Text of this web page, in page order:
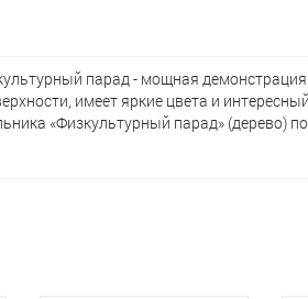
парад - мощная
имеет яркие цвета и
«Физкультурный парад» (дерево)